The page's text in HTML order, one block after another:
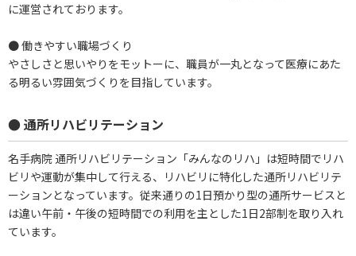
に運営されております。
● 働きやすい職場づくり
やさしさと思いやりをモットーに、職員が一丸となって医療にあた
る明るい雰囲気づくりを目指しています。
● 通所リハビリテーション
名手病院 通所リハビリテーション「みんなのリハ」は短時間でリハ
ビリや運動が集中して行える、リハビリに特化した通所リハビリテ
ーションとなっています。従来通りの1日預かり型の通所サービスと
は違い午前・午後の短時間での利用を主とした1日2部制を取り入れ
ています。